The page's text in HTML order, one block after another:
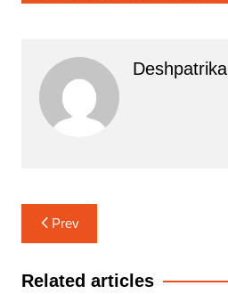
Deshpatrika
Post
navigation
Prev
Related articles